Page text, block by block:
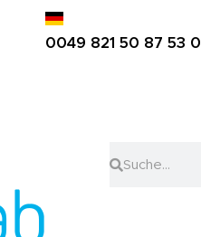
0049 821 50 87 53 0